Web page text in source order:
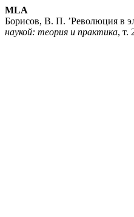
MLA
Борисов, В. П. ’Революция в
наукой: теория и практика, т.